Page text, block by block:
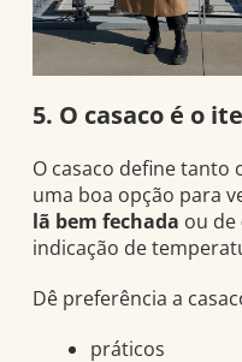
5. O casaco é o
O casaco define
uma boa opção para
lã bem fechada ou de
indicação de
Dê preferência a
práticos